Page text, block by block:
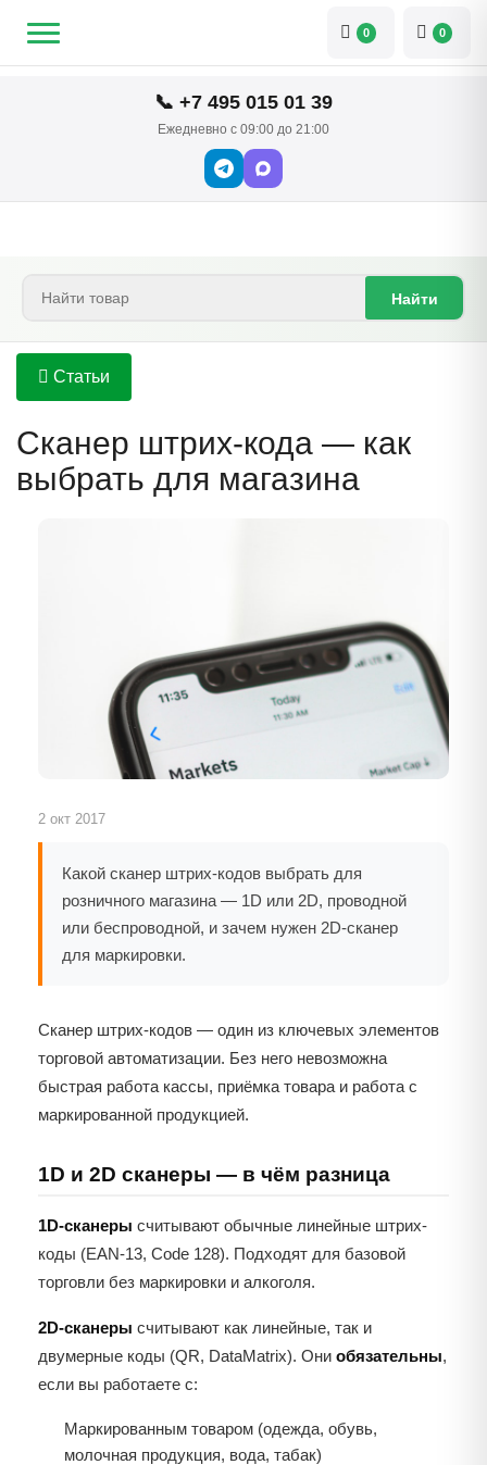
📞 +7 495 015 01 39
Ежедневно с 09:00 до 21:00
0 0
Найти
Статьи
Сканер штрих-кода — как
выбрать для магазина
2 окт 2017
Какой сканер штрих-кодов выбрать для
розничного магазина — 1D или 2D, проводной
или беспроводной, и зачем нужен 2D-сканер
для маркировки.
Сканер штрих-кодов — один из ключевых элементов
торговой автоматизации. Без него невозможна
быстрая работа кассы, приёмка товара и работа с
маркированной продукцией.
1D и 2D сканеры — в чём разница
1D-сканеры считывают обычные линейные штрих-
коды (EAN-13, Code 128). Подходят для базовой
торговли без маркировки и алкоголя.
2D-сканеры считывают как линейные, так и
двумерные коды (QR, DataMatrix). Они обязательны,
если вы работаете с:
Маркированным товаром (одежда, обувь,
молочная продукция, вода, табак)